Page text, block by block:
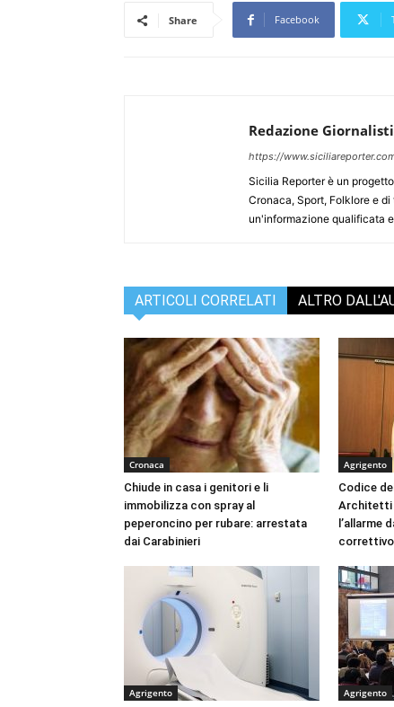
Share Facebook
Redazione
https://
Sicilia Reporter è un
Cronaca, Sport, Folklore e
un'informazione qualificata
ARTICOLI CORRELATI ALTRO
Cronaca
Chiude in casa i genitori e li
immobilizza con spray al
peperoncino per rubare: arrestata
dai Carabinieri
Agrigento
Codice
Architetti
l’allarme
correttivo
Agrigento Agrigento